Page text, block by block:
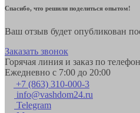
Спасибо, что решили поделиться опытом!
Ваш отзыв будет опубликован
Заказать звонок
Горячая линия и заказ по
Ежедневно с 7:00 до 20:00
+7 (863) 310-000-3
info@vashdom24.ru
Telegram